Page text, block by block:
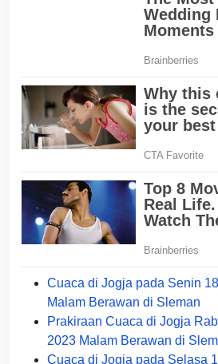
Cuaca di Jogja pada Senin
Malam Berawan di Sleman
Prakiraan Cuaca di Jogja
2023 Malam Berawan di
Cuaca di Jogja pada Selasa